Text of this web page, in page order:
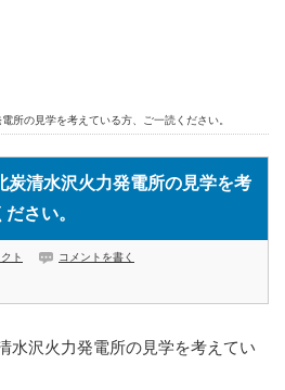
所の見学を考えている方、ご一読ください。
炭清水沢火力発電所の見学を考
さい。
ト コメントを書く
水沢火力発電所の見学を考えてい